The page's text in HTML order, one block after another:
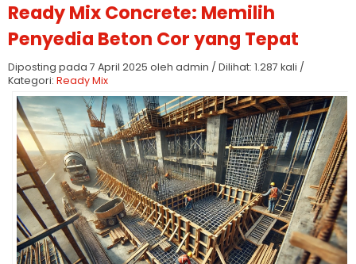
Ready Mix Concrete: Memilih
Penyedia Beton Cor yang Tepat
Diposting pada 7 April 2025 oleh admin / Dilihat: 1.287 kali /
Kategori: Ready Mix